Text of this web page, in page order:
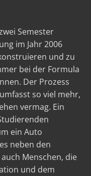
Semester
im Jahr 2006
und zu
bei der Formula
Der Prozess
so viel mehr,
vermag. Ein
ein Auto
neben den
Menschen, die
und dem